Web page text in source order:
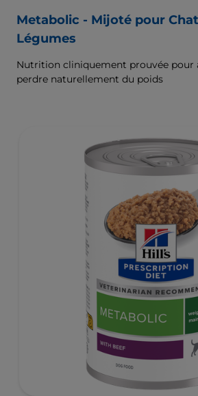
Metabolic - Mijoté pour
Légumes
Nutrition cliniquement prouvée pour
perdre naturellement du poids